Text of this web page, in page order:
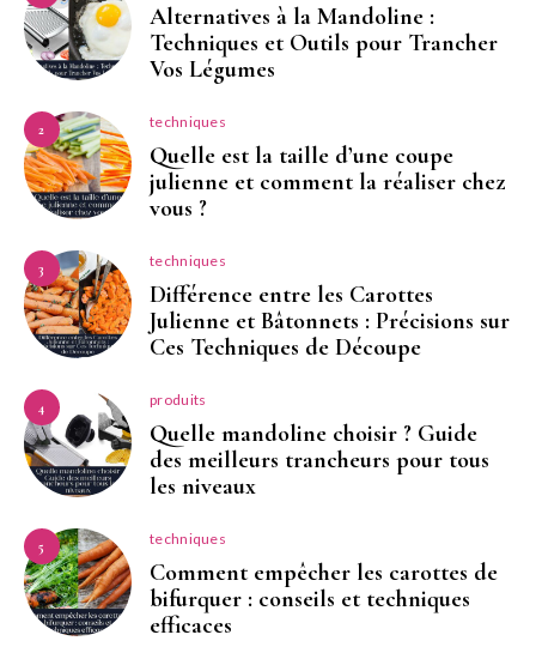
Alternatives à la Mandoline :
Techniques et Outils pour Trancher
Vos Légumes
2 techniques
Quelle est la taille d’une coupe
julienne et comment la réaliser chez
vous ?
3 techniques
Différence entre les Carottes
Julienne et Bâtonnets : Précisions sur
Ces Techniques de Découpe
4 produits
Quelle mandoline choisir ? Guide
des meilleurs trancheurs pour tous
les niveaux
5 techniques
Comment empêcher les carottes de
bifurquer : conseils et techniques
efficaces